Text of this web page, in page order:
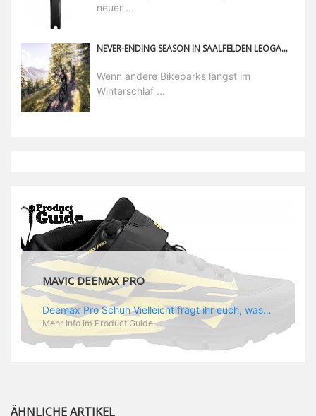
neuer ...
NEVER-ENDING SEASON IN SAALFELDEN LEOGANG, BIKE FESTIVAL, LADIES SHRED UND BIKEPARK-DOKU
Wenn andere Bikeparks längst im
Winterschlaf ...
MAVIC DEEMAX PRO
Deemax Pro Schuh Vielleicht fragt ihr euch, was ein Schuh mit Deemax zu tun hat? Nun, hier spielt vor allem der Einsatzzweck eine Rolle: Deemax steht für Gravity pur und dafür ist auch der neue Schuh gedacht, der vor allem den Ideen von Downhill Legende Fabien Barel entspricht. Der Schuh soll ganz der Deemax Philosophie entsprechen: kompromisslose Funktion, effizient und hoher Komfort standen auf der Wunschliste von Fabien. Und das kam dabei heraus: - die neue „Energy Grip AM“ Sohle bietet maximale Stabilität und optimalen Grip auf dem Pedal. - die „Ergo Fit“ Innensohle soll super hohen Komfort bieten und optimal sitzen und zwar den ganzen Tag lang. - eine 3D-Mesch-Konstruktion soll den Fuß belüften und sowohl bei Sonne also auch unter kühlen Bedingungen für optimales Fußklima sorgen - die Assymetrische Konstruktion mit höherem Seitenteil innen soll den Knöchel optimal schützen - extra Schutz für die Zehen und die Fersen
Mehr Info im Product Guide ...
ÄHNLICHE ARTIKEL